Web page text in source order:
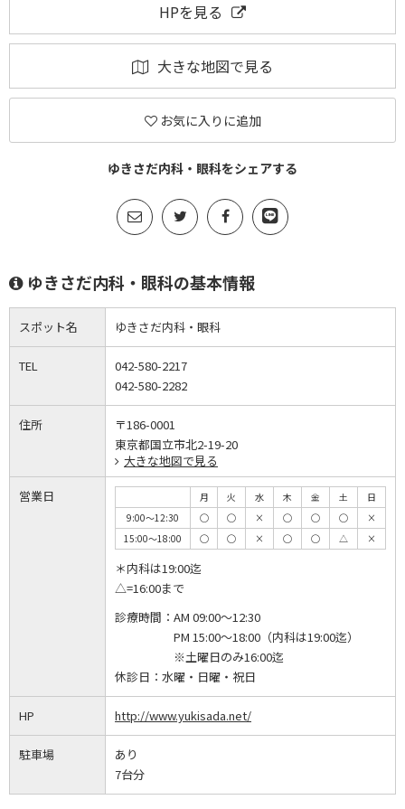
HPを見る
大きな地図で見る
お気に入りに追加
ゆきさだ内科・眼科をシェアする
ゆきさだ内科・眼科の基本情報
スポット名 ゆきさだ内科・眼科
TEL
042-580-2217
042-580-2282
住所
〒186-0001
東京都国立市北2-19-20
大きな地図で見る
営業日 月 火 水 木 金 土
日
9:00～12:30
◯ ◯ × ◯ ◯ ◯
×
15:00～18:00
◯ ◯ × ◯ ◯ △ ×
＊内科は19:00迄
△=16:00まで
診療時間： AM 09:00～12:30
PM 15:00～18:00（内科は19:00迄）
※土曜日のみ16:00迄
休診日： 水曜・日曜・祝日
HP http://www.yukisada.net/
駐車場
あり
7台分